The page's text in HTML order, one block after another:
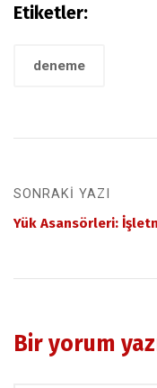
Etiketler:
deneme
SONRAKI YAZI
Yük Asansörleri:
Bir yorum